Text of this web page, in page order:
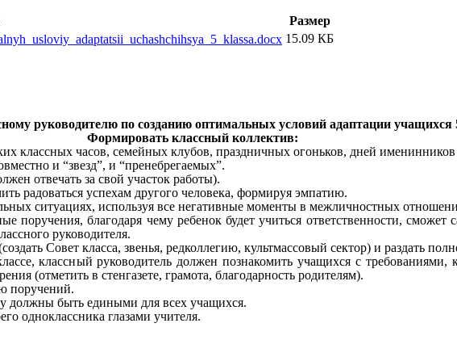
Размер
15.09 КБ
руководителю по созданию оптимальных условий адаптации учащихся
Формировать классный коллектив:
классных часов, семейных клубов, праздничных огоньков, дней именинников
и “звезд”, и “пренебрегаемых”.
отвечать за свой участок работы).
радоваться успехам другого человека, формируя эмпатию.
ситуациях, используя все негативные моменты в межличностных
благодаря чему ребенок будет учиться ответственности, сможет
руководителя.
Совет класса, звенья, редколлегию, культмассовый сектор) и раздать
классный руководитель должен познакомить учащихся с требованиями,
(отметить в стенгазете, грамота, благодарность родителям).
поручений.
быть едиными для всех учащихся.
одноклассника глазами учителя.